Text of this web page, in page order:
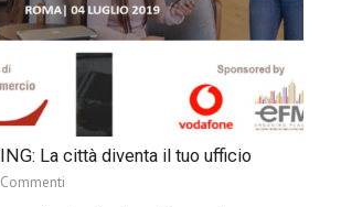
La città diventa il tuo ufficio